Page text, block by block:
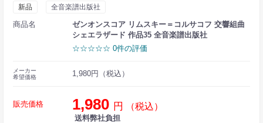
新品 全音楽譜出版社
商品名
ゼンオンスコア リムスキー＝コルサコフ 交響組曲
シェエラザード 作品35 全音楽譜出版社
☆☆☆☆☆ 0件の評価
メーカー
希望価格
1,980円（税込）
販売価格 1,980 円 （税込）
送料弊社負担